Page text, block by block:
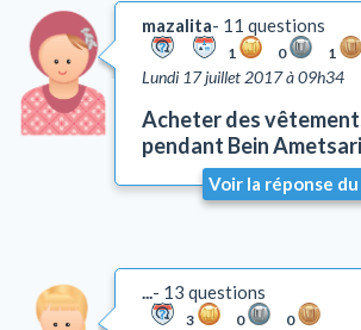
Rituel de la prière
Deuil
Talith et Téfilines
Mézouza
Tsédaka et Maasser
Mitsvots en vigueur en Israël
Education
Comportement
mazalita 11 questions
1 0 1
Lundi 17 juillet 2017 à 09h34
Acheter des
pendant Bein
Voir la réponse du
... 13 questions
3 0 0